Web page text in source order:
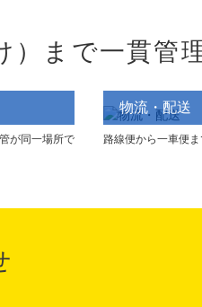
）まで一貫管
が同一場所で
物流・配送
路線便から一車便ま